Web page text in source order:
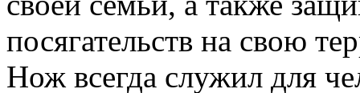
посягательств на свою
Нож всегда служил для